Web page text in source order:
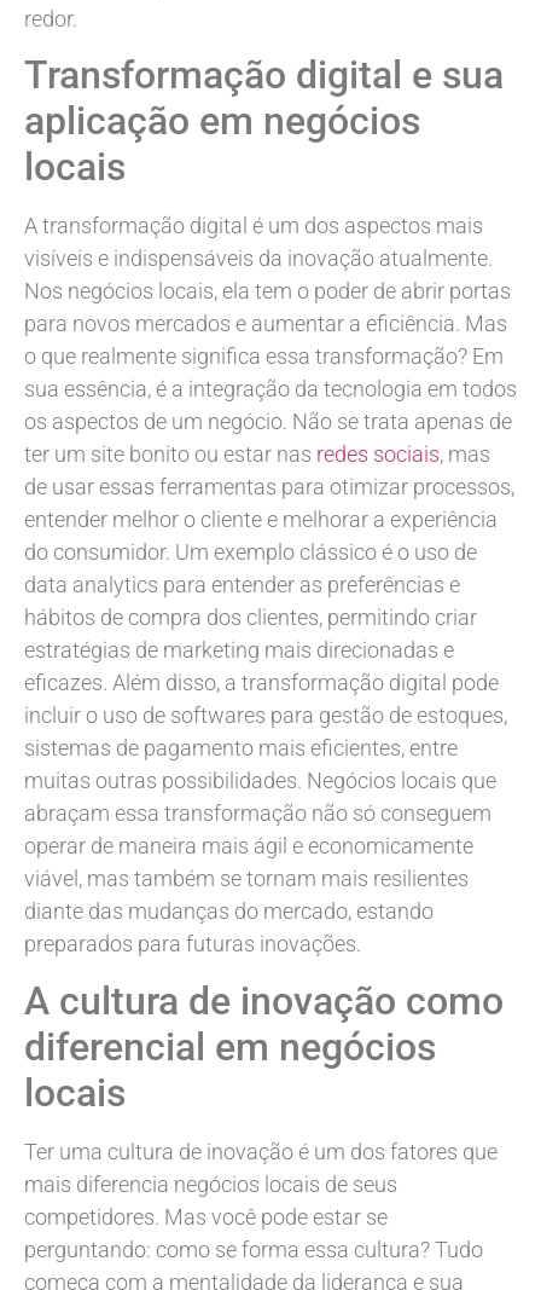
redor.
Transformação digital e sua
aplicação em negócios
locais
A transformação digital é um dos aspectos mais
visíveis e indispensáveis da inovação atualmente.
Nos negócios locais, ela tem o poder de abrir portas
para novos mercados e aumentar a eficiência. Mas
o que realmente significa essa transformação? Em
sua essência, é a integração da tecnologia em todos
os aspectos de um negócio. Não se trata apenas de
ter um site bonito ou estar nas redes sociais, mas
de usar essas ferramentas para otimizar processos,
entender melhor o cliente e melhorar a experiência
do consumidor. Um exemplo clássico é o uso de
data analytics para entender as preferências e
hábitos de compra dos clientes, permitindo criar
estratégias de marketing mais direcionadas e
eficazes. Além disso, a transformação digital pode
incluir o uso de softwares para gestão de estoques,
sistemas de pagamento mais eficientes, entre
muitas outras possibilidades. Negócios locais que
abraçam essa transformação não só conseguem
operar de maneira mais ágil e economicamente
viável, mas também se tornam mais resilientes
diante das mudanças do mercado, estando
preparados para futuras inovações.
A cultura de inovação como
diferencial em negócios
locais
Ter uma cultura de inovação é um dos fatores que
mais diferencia negócios locais de seus
competidores. Mas você pode estar se
perguntando: como se forma essa cultura? Tudo
começa com a mentalidade da liderança e sua